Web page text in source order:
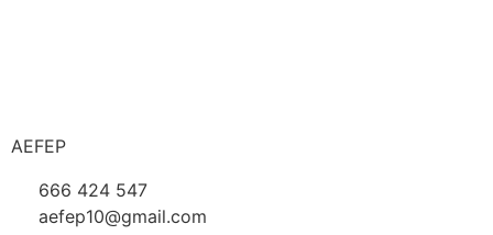
AEFEP
666 424 547
aefep10@gmail.com